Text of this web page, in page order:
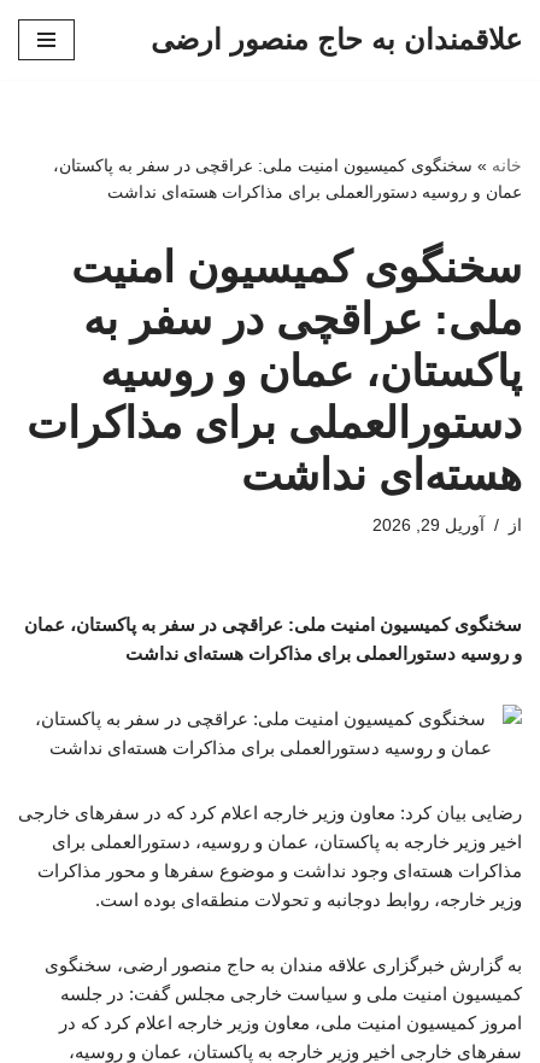
علاقمندان به حاج منصور ارضی
خانه » سخنگوی کمیسیون امنیت ملی: عراقچی در سفر به پاکستان،
عمان و روسیه دستورالعملی برای مذاکرات هسته‌ای نداشت
سخنگوی کمیسیون امنیت
ملی: عراقچی در سفر به
پاکستان، عمان و روسیه
دستورالعملی برای مذاکرات
هسته‌ای نداشت
از آوریل 29, 2026
سخنگوی کمیسیون امنیت ملی: عراقچی در سفر به پاکستان، عمان
و روسیه دستورالعملی برای مذاکرات هسته‌ای نداشت
رضایی بیان کرد: معاون وزیر خارجه اعلام کرد که در سفرهای خارجی
اخیر وزیر خارجه به پاکستان، عمان و روسیه، دستورالعملی برای
مذاکرات هسته‌ای وجود نداشت و موضوع سفرها و محور مذاکرات
وزیر خارجه، روابط دوجانبه و تحولات منطقه‌ای بوده است.
به گزارش خبرگزاری علاقه مندان به حاج منصور ارضی، سخنگوی
کمیسیون امنیت ملی و سیاست خارجی مجلس گفت: در جلسه
امروز کمیسیون امنیت ملی، معاون وزیر خارجه اعلام کرد که در
سفرهای خارجی اخیر وزیر خارجه به پاکستان، عمان و روسیه،